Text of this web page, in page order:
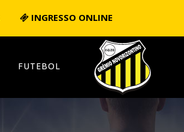
INGRESSO ONLINE
FUTEBOL